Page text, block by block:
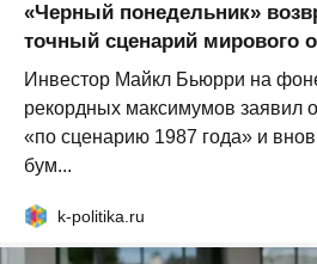
«Черный понедельник»
точный сценарий мирового
Инвестор Майкл Бьюрри на
рекордных максимумов заявил
«по сценарию 1987 года» и
бум...
k-politika.ru